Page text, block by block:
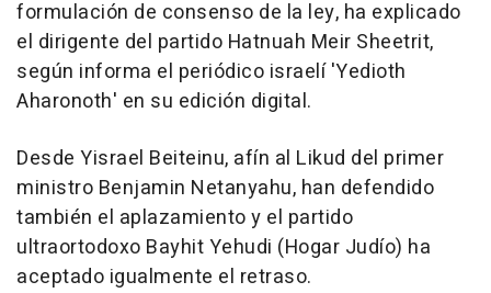
formulación de consenso de la ley, ha explicado
el dirigente del partido Hatnuah Meir Sheetrit,
según informa el periódico israelí 'Yedioth
Aharonoth' en su edición digital.
Desde Yisrael Beiteinu, afín al Likud del primer
ministro Benjamin Netanyahu, han defendido
también el aplazamiento y el partido
ultraortodoxo Bayhit Yehudi (Hogar Judío) ha
aceptado igualmente el retraso.